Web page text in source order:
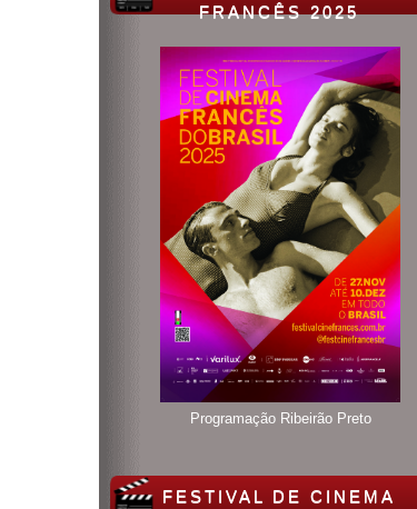
FRANCÊS 2025
Programação Ribeirão Preto
FESTIVAL DE CINEMA